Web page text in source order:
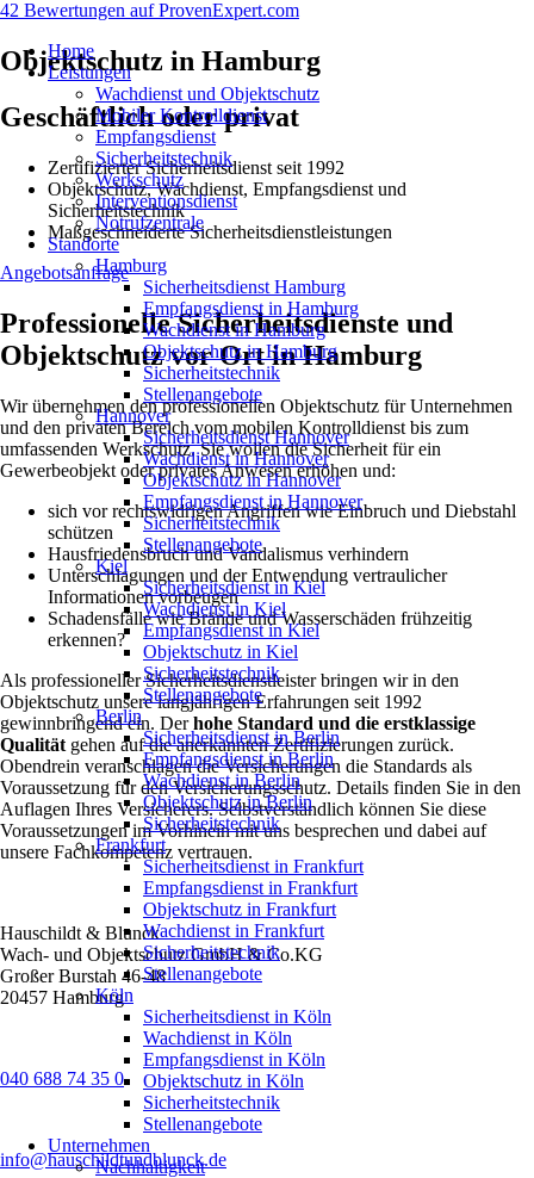
Home
Leistungen
Wachdienst und Objektschutz
Mobiler Kontrolldienst
Empfangsdienst
Sicherheitstechnik
Werkschutz
Interventionsdienst
Notrufzentrale
Standorte
Hamburg
Sicherheitsdienst Hamburg
Empfangsdienst in Hamburg
Wachdienst in Hamburg
Objektschutz in Hamburg
Sicherheitstechnik
Stellenangebote
Hannover
Sicherheitsdienst Hannover
Wachdienst in Hannover
Objektschutz in Hannover
Empfangsdienst in Hannover
Sicherheitstechnik
Stellenangebote
Kiel
Sicherheitsdienst in Kiel
Wachdienst in Kiel
Empfangsdienst in Kiel
Objektschutz in Kiel
Sicherheitstechnik
Stellenangebote
Berlin
Sicherheitsdienst in Berlin
Empfangsdienst in Berlin
Wachdienst in Berlin
Objektschutz in Berlin
Sicherheitstechnik
Frankfurt
Sicherheitsdienst in Frankfurt
Empfangsdienst in Frankfurt
Objektschutz in Frankfurt
Wachdienst in Frankfurt
Sicherheitstechnik
Stellenangebote
Köln
Sicherheitsdienst in Köln
Wachdienst in Köln
Empfangsdienst in Köln
Objektschutz in Köln
Sicherheitstechnik
Stellenangebote
Unternehmen
Nachhaltigkeit
42 Bewertungen auf ProvenExpert.com
Objektschutz in Hamburg
Geschäftlich oder privat
Zertifizierter Sicherheitsdienst seit 1992
Objektschutz, Wachdienst, Empfangsdienst und
Sicherheitstechnik
Maßgeschneiderte Sicherheitsdienstleistungen
Angebotsanfrage
Professionelle Sicherheitsdienste und
Objektschutz vor Ort in Hamburg
Wir übernehmen den professionellen Objektschutz für Unternehmen
und den privaten Bereich vom mobilen Kontrolldienst bis zum
umfassenden Werkschutz. Sie wollen die Sicherheit für ein
Gewerbeobjekt oder privates Anwesen erhöhen und:
sich vor rechtswidrigen Angriffen wie Einbruch und Diebstahl
schützen
Hausfriedensbruch und Vandalismus verhindern
Unterschlagungen und der Entwendung vertraulicher
Informationen vorbeugen
Schadensfälle wie Brände und Wasserschäden frühzeitig
erkennen?
Als professioneller Sicherheitsdienstleister bringen wir in den
Objektschutz unsere langjährigen Erfahrungen seit 1992
gewinnbringend ein. Derhohe Standard und die erstklassige
Qualität gehen auf die anerkannten Zertifizierungen zurück.
Obendrein veranschlagen die Versicherungen die Standards als
Voraussetzung für den Versicherungsschutz. Details finden Sie in den
Auflagen Ihres Versicherers. Selbstverständlich können Sie diese
Voraussetzungen im Vorhinein mit uns besprechen und dabei auf
unsere Fachkompetenz vertrauen.
Hauschildt & Blunck
Wach- und Objektschutz GmbH & Co.KG
Großer Burstah 46-48
20457 Hamburg
040 688 74 35 0
info@hauschildtundblunck.de